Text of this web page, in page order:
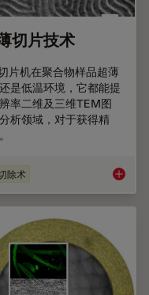
切片技术
片机在聚合物样品超薄
是低温环境，它都能提
率二维及三维TEM图
析领域，对于获得精
除术 聚合物